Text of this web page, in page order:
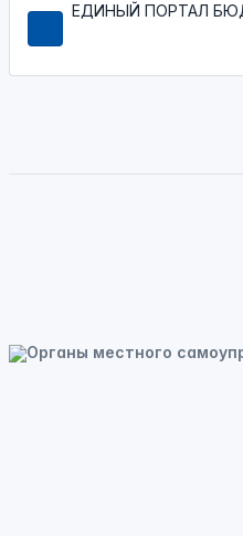
ЕДИНЫЙ ПОРТАЛ